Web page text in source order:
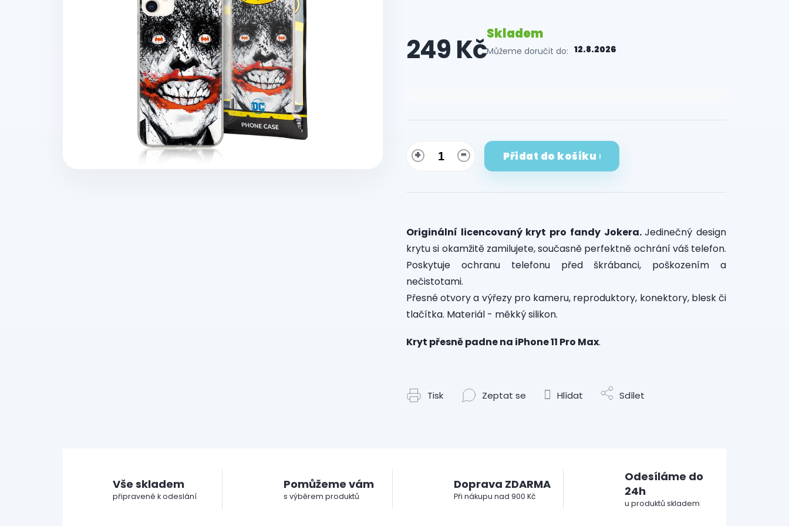
249 KčSkladem
Můžeme doručit do: 12.8.2026
Přidat do košíku
Originální licencovaný kryt pro fandy Jokera.Jedinečný design
krytu si okamžitě zamilujete, současně perfektně ochrání váš telefon.
Poskytuje ochranu telefonu před škrábanci, poškozením a
nečistotami.
Přesné otvory a výřezy pro kameru, reproduktory, konektory, blesk či
tlačítka. Materiál - měkký silikon.
Kryt přesně padne na iPhone 11 Pro Max.
Tisk Zeptat se Hlídat Sdílet
Vše skladem
připravené k odeslání
Pomůžeme vám
s výběrem produktů
Doprava ZDARMA
Při nákupu nad 900 Kč
Odesíláme do
24h
u produktů skladem